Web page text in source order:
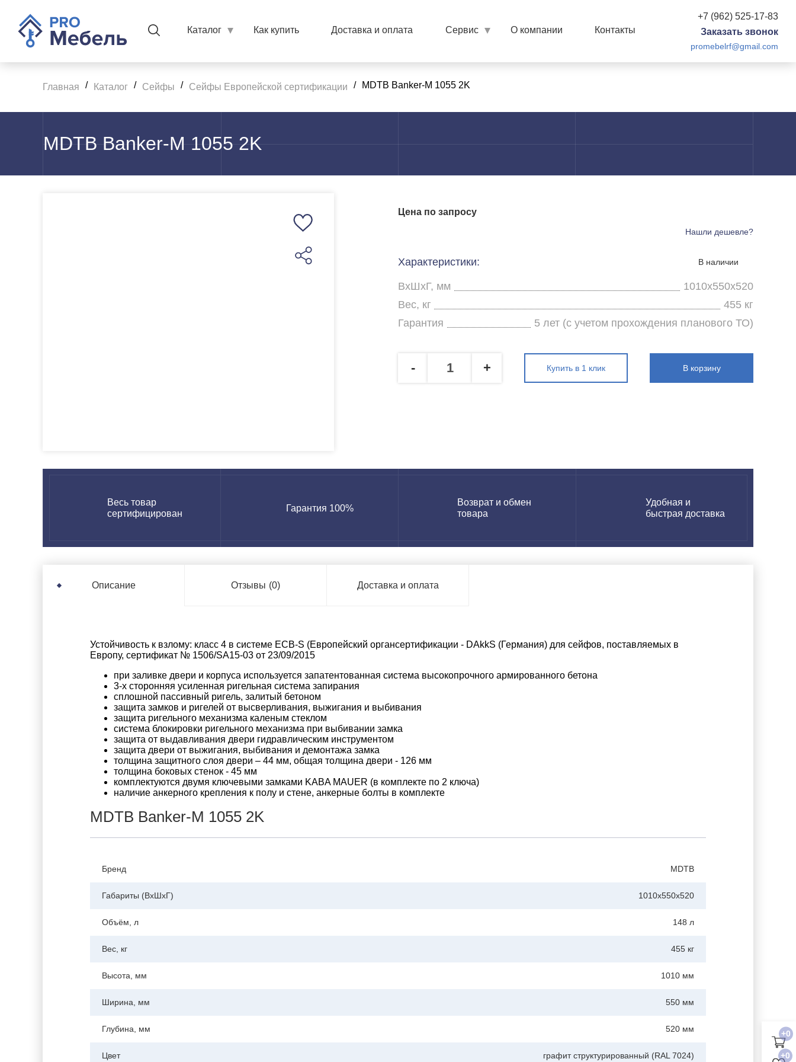
Каталог Как купить Доставка и оплата Сервис О компании Контакты
+7 (962) 525-17-83
Заказать звонок
promebelrf@gmail.com
Главная / Каталог / Сейфы / Сейфы Европейской сертификации / MDTB Banker-M 1055 2K
MDTB Banker-M 1055 2K
Цена по запросу
Нашли дешевле?
Характеристики: В наличии
ВхШхГ, мм
1010x550x520
Вес, кг
455 кг
Гарантия
5 лет (с учетом прохождения планового ТО)
- + Купить в 1 клик В корзину
Весь товар
сертифицирован
Гарантия 100%
Возврат и обмен
товара
Удобная и
быстрая доставка
Описание Отзывы (0) Доставка и оплата
Устойчивость к взлому: класс 4 в системе ECB-S (Европейский органсертификации - DAkkS (Германия) для сейфов, поставляемых в
Европу, сертификат № 1506/SA15-03 от 23/09/2015
при заливке двери и корпуса используется запатентованная система высокопрочного армированного бетона
3-х сторонняя усиленная ригельная система запирания
сплошной пассивный ригель, залитый бетоном
защита замков и ригелей от высверливания, выжигания и выбивания
защита ригельного механизма каленым стеклом
система блокировки ригельного механизма при выбивании замка
защита от выдавливания двери гидравлическим инструментом
защита двери от выжигания, выбивания и демонтажа замка
толщина защитного слоя двери – 44 мм, общая толщина двери - 126 мм
толщина боковых стенок - 45 мм
комплектуются двумя ключевыми замками KABA MAUER (в комплекте по 2 ключа)
наличие анкерного крепления к полу и стене, анкерные болты в комплекте
MDTB Banker-M 1055 2K
Бренд MDTB
Габариты (ВхШхГ) 1010x550x520
Объём, л 148 л
Вес, кг 455 кг
Высота, мм 1010 мм
Ширина, мм 550 мм
Глубина, мм 520 мм
Цвет графит структурированный (RAL 7024)
+0
+0